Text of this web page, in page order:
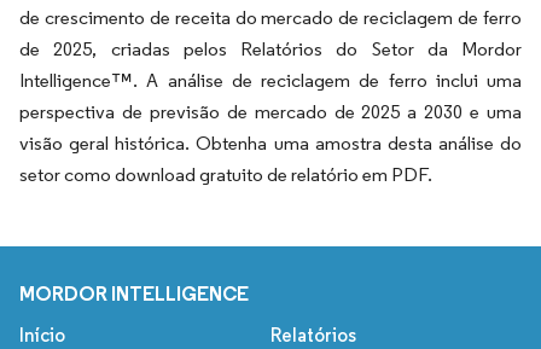
de crescimento de receita do mercado de reciclagem de ferro
de 2025, criadas pelos Relatórios do Setor da Mordor
Intelligence™. A análise de reciclagem de ferro inclui uma
perspectiva de previsão de mercado de 2025 a 2030 e uma
visão geral histórica. Obtenha uma amostra desta análise do
setor como download gratuito de relatório em PDF.
MORDOR INTELLIGENCE
Início Relatórios